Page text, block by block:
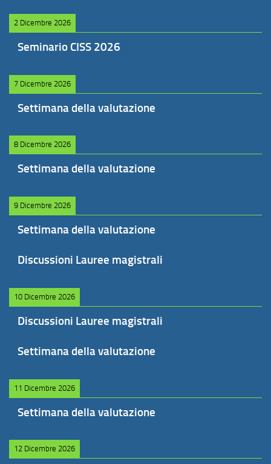
2 Dicembre 2026
Seminario CISS 2026
7 Dicembre 2026
Settimana della valutazione
8 Dicembre 2026
Settimana della valutazione
9 Dicembre 2026
Settimana della valutazione
Discussioni Lauree magistrali
10 Dicembre 2026
Discussioni Lauree magistrali
Settimana della valutazione
11 Dicembre 2026
Settimana della valutazione
12 Dicembre 2026